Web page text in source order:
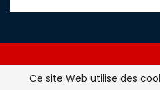
Ce site Web utilise des